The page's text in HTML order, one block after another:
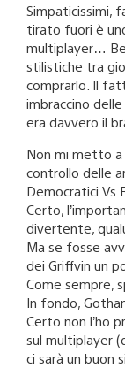
Simpaticissimi,
tirato fuori è
multiplayer…
stilistiche tra
comprarlo. Il
imbraccino
era davvero il
Non mi metto
controllo delle
Democratici Vs
Certo,
divertente,
Ma se fosse
dei Griffvin un
Come sempre,
In fondo,
Certo non l’ho
sul multiplayer
ci sarà un buon